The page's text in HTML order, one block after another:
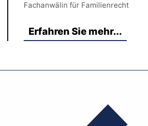
Fachanwälin für Familienrecht
Erfahren Sie mehr...